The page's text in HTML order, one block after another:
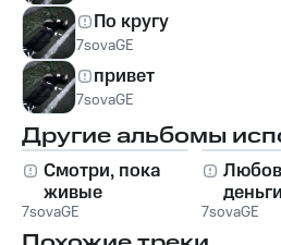
По кругу
7sovaGE
привет
7sovaGE
Другие альбомы
Смотри, пока
живые
7sovaGE
деньги
7sovaGE